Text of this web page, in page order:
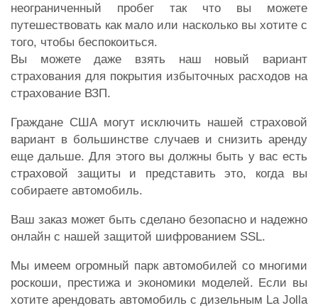
неограниченный пробег так что вы можете
путешествовать как мало или насколько вы хотите с
того, чтобы беспокоиться.
Вы можете даже взять наш новый вариант
страхования для покрытия избыточных расходов на
страхование ВЗП.
Граждане США могут исключить нашей страховой
вариант в большинстве случаев и снизить аренду
еще дальше. Для этого вы должны быть у вас есть
страховой защиты и представить это, когда вы
собираете автомобиль.
Ваш заказ может быть сделано безопасно и надежно
онлайн с нашей защитой шифрованием SSL.
Мы имеем огромный парк автомобилей со многими
роскоши, престижа и экономики моделей. Если вы
хотите арендовать автомобиль с дизельным La Jolla